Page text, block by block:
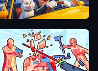
I Am Taxi Prankster Sim